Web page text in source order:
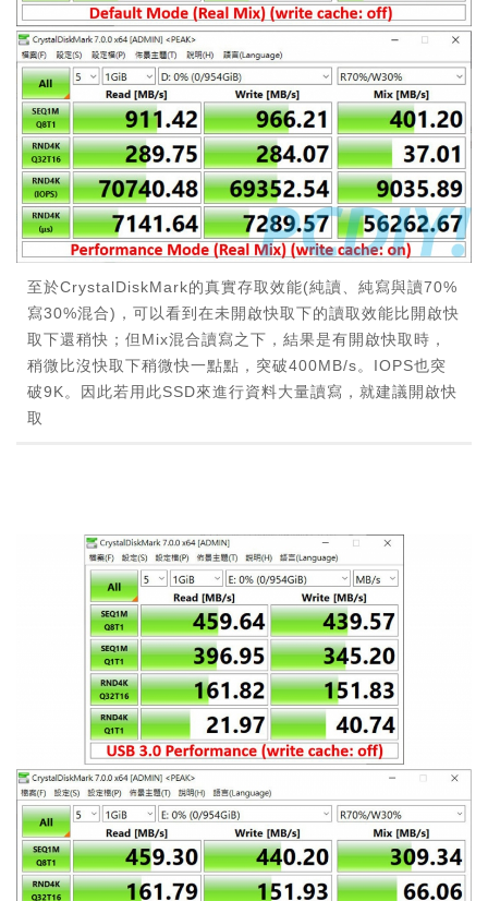
至於CrystalDiskMark的真實存取效能(純讀、純寫與讀70%
寫30%混合)，可以看到在未開啟快取下的讀取效能比開啟快
取下還稍快；但Mix混合讀寫之下，結果是有開啟快取時，
稍微比沒快取下稍微快一點點，突破400MB/s。IOPS也突
破9K。因此若用此SSD來進行資料大量讀寫，就建議開啟快
取